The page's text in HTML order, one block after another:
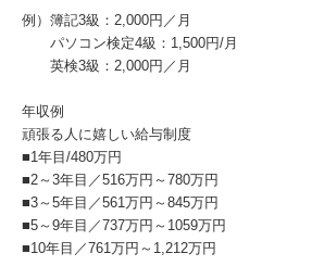
例）簿記3級：2,000円／月
パソコン検定4級：1,500円/月
英検3級：2,000円／月
年収例
頑張る人に嬉しい給与制度
■1年目/480万円
■2～3年目／516万円～780万円
■3～5年目／561万円～845万円
■5～9年目／737万円～1059万円
■10年目／761万円～1,212万円